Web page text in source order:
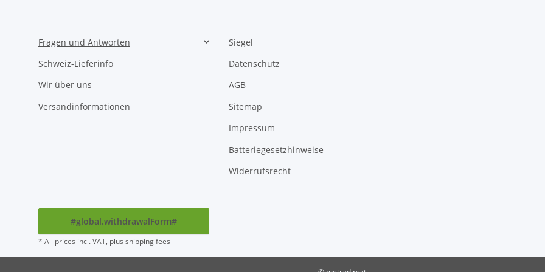
Fragen und Antworten
Schweiz-Lieferinfo
Wir über uns
Versandinformationen
Siegel
Datenschutz
AGB
Sitemap
Impressum
Batteriegesetzhinweise
Widerrufsrecht
#global.withdrawalForm#
* All prices incl. VAT, plus shipping fees